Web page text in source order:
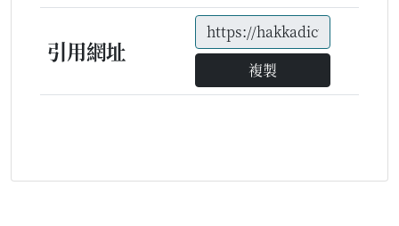
引用網址
複製